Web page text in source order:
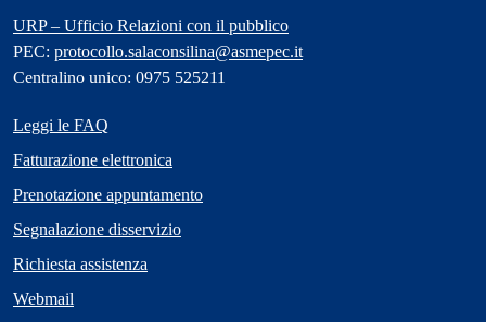
URP – Ufficio Relazioni con il pubblico
PEC: protocollo.salaconsilina@asmepec.it
Centralino unico: 0975 525211
Leggi le FAQ
Fatturazione elettronica
Prenotazione appuntamento
Segnalazione disservizio
Richiesta assistenza
Webmail